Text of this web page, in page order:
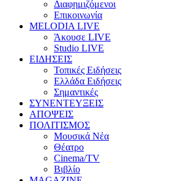
Διαφημιζόμενοι
Επικοινωνία
MELODIA LIVE
Άκουσε LIVE
Studio LIVE
ΕΙΔΗΣΕΙΣ
Τοπικές Ειδήσεις
Ελλάδα Ειδήσεις
Σημαντικές
ΣΥΝΕΝΤΕΥΞΕΙΣ
ΑΠΟΨΕΙΣ
ΠΟΛΙΤΙΣΜΟΣ
Μουσικά Νέα
Θέατρο
Cinema/TV
Βιβλίο